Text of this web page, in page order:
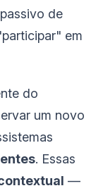
de
em
do
um novo
. Essas
—